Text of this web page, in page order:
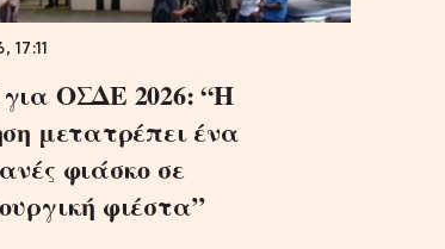
17:11
ΟΣΔΕ 2026: “Η
μετατρέπει ένα
φιάσκο σε
φιέστα”